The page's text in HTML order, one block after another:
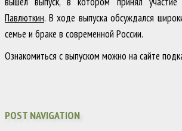
Павлюткин. В ходе выпуска обсуждался
семье и браке в современной России.
Ознакомиться с выпуском можно на сайте
POST NAVIGATION